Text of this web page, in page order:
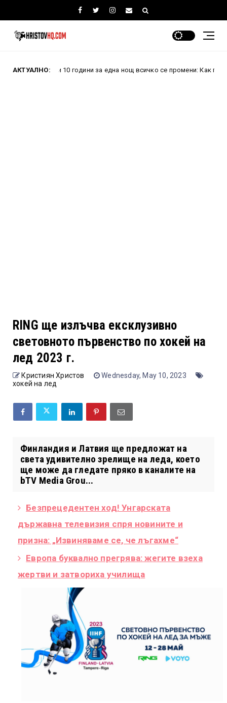
АКТУАЛНО:
Преди 10 години за една нощ всичко се промени: Как проваленият
RING ще излъчва ексклузивно
световното първенство по хокей на
лед 2023 г.
Кристиян Христов
Wednesday, May 10, 2023
хокей на лед
Финландия и Латвия ще предложат на
света удивително зрелище на леда, което
ще може да гледате пряко в каналите на
bTV Media Grou...
Безпрецедентен ход! Унгарската
държавна телевизия спря новините и
призна: „Извиняваме се, че лъгахме“
Европа буквално прегрява: жегите взеха
жертви и затвориха училища